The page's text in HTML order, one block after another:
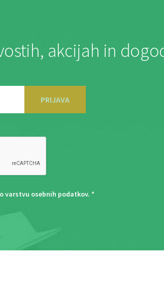
akcijah in
PRIJAVA
varstvu osebnih podatkov. *